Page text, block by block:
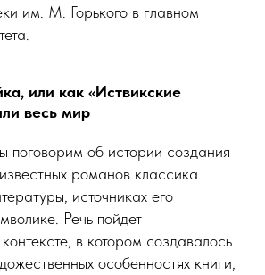
им. М. Горького в главном
или как «Иствикские
весь мир
поговорим об истории создания
романов классика
источниках его
Речь пойдет
в котором создавалось
особенностях книги,